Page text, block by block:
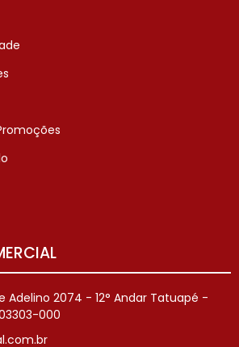
Adelino 2074 - 12° Andar Tatuapé -
000